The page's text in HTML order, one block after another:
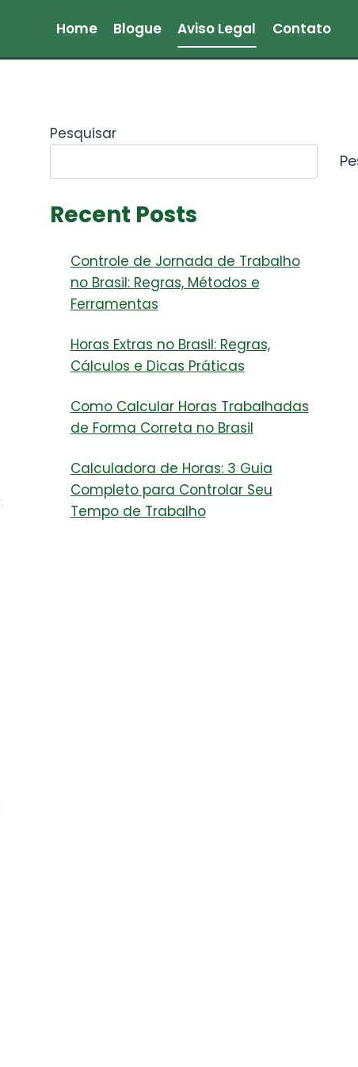
Home Blogue Aviso Legal Contato
Pesquisar
Recent Posts
Controle de Jornada de Trabalho
no Brasil: Regras, Métodos e
Ferramentas
Horas Extras no Brasil: Regras,
Cálculos e Dicas Práticas
Como Calcular Horas Trabalhadas
de Forma Correta no Brasil
Calculadora de Horas: 3 Guia
Completo para Controlar Seu
Tempo de Trabalho